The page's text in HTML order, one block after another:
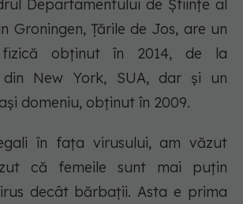
Departamentului de Ştiinţe al
Groningen, Ţările de Jos, are un
obţinut în 2014, de la
din New York, SUA, dar şi un
domeniu, obţinut în 2009.
în faţa virusului, am văzut
că femeile sunt mai puțin
decât bărbații. Asta e prima